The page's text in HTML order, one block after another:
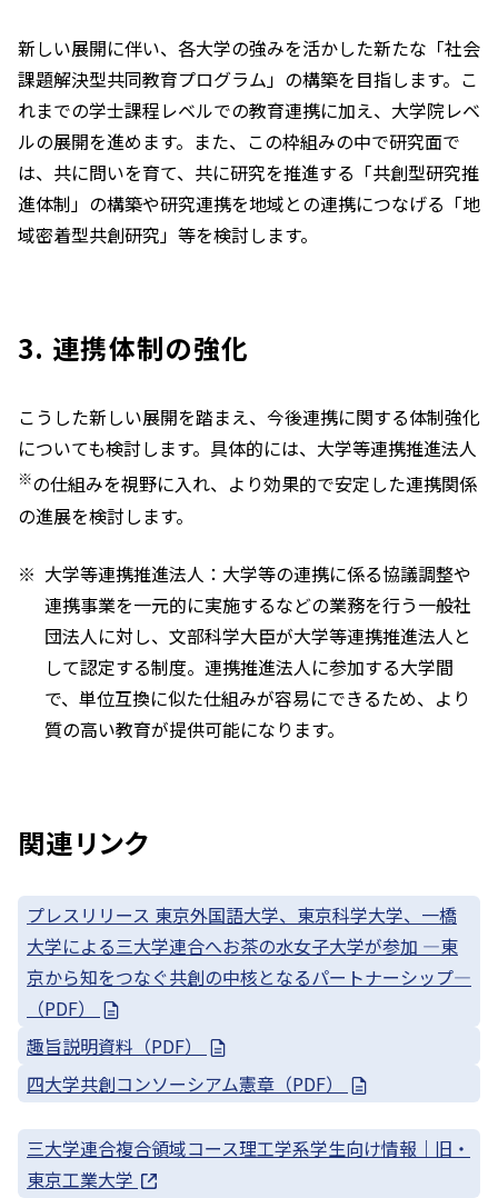
新しい展開に伴い、各大学の強みを活かした新たな「社会
課題解決型共同教育プログラム」の構築を目指します。こ
れまでの学士課程レベルでの教育連携に加え、大学院レベ
ルの展開を進めます。また、この枠組みの中で研究面で
は、共に問いを育て、共に研究を推進する「共創型研究推
進体制」の構築や研究連携を地域との連携につなげる「地
域密着型共創研究」等を検討します。
3. 連携体制の強化
こうした新しい展開を踏まえ、今後連携に関する体制強化
についても検討します。具体的には、大学等連携推進法人
※の仕組みを視野に入れ、より効果的で安定した連携関係
の進展を検討します。
大学等連携推進法人：大学等の連携に係る協議調整や
連携事業を一元的に実施するなどの業務を行う一般社
団法人に対し、文部科学大臣が大学等連携推進法人と
して認定する制度。連携推進法人に参加する大学間
で、単位互換に似た仕組みが容易にできるため、より
質の高い教育が提供可能になります。
関連リンク
プレスリリース 東京外国語大学、東京科学大学、一橋
大学による三大学連合へお茶の水女子大学が参加 —東
京から知をつなぐ共創の中核となるパートナーシップ—
（PDF）
趣旨説明資料（PDF）
四大学共創コンソーシアム憲章（PDF）
三大学連合複合領域コース理工学系学生向け情報｜旧・
東京工業大学